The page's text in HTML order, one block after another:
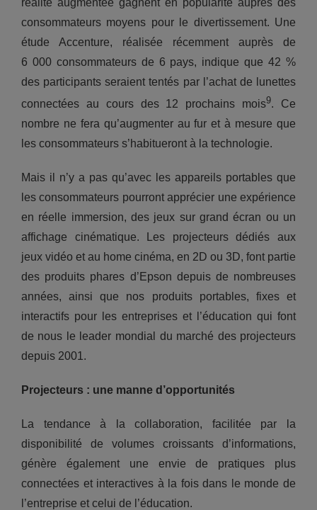
consommateurs moyens pour le divertissement. Une
étude Accenture, réalisée récemment auprès de
6 000 consommateurs de 6 pays, indique que 42 %
des participants seraient tentés par l’achat de lunettes
connectées au cours des 12 prochains mois9. Ce
nombre ne fera qu’augmenter au fur et à mesure que
les consommateurs s’habitueront à la technologie.
Mais il n’y a pas qu’avec les appareils portables que
les consommateurs pourront apprécier une expérience
en réelle immersion, des jeux sur grand écran ou un
affichage cinématique. Les projecteurs dédiés aux
jeux vidéo et au home cinéma, en 2D ou 3D, font partie
des produits phares d’Epson depuis de nombreuses
années, ainsi que nos produits portables, fixes et
interactifs pour les entreprises et l’éducation qui font
de nous le leader mondial du marché des projecteurs
depuis 2001.
Projecteurs : une manne d’opportunités
La tendance à la collaboration, facilitée par la
disponibilité de volumes croissants d’informations,
génère également une envie de pratiques plus
connectées et interactives à la fois dans le monde de
l’entreprise et celui de l’éducation.